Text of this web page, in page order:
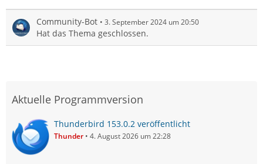
Community-Bot 3. September 2024 um 20:50
Hat das Thema geschlossen.
Aktuelle Programmversion
Thunderbird 153.0.2 veröffentlicht
Thunder 4. August 2026 um 22:28